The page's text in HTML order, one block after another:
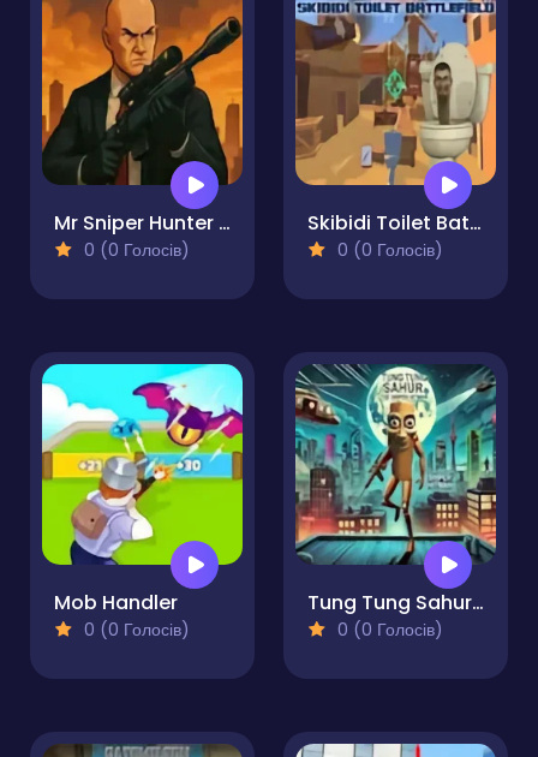
Mr Sniper Hunter Frenzy
0 (0 Голосів)
Skibidi Toilet Battlefield
0 (0 Голосів)
Mob Handler
0 (0 Голосів)
Tung Tung Sahur The Sniper Hitman
0 (0 Голосів)